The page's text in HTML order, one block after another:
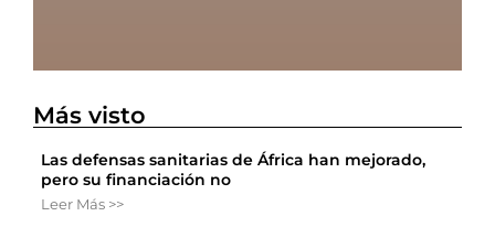
Más visto
Las defensas sanitarias de África han mejorado,
pero su financiación no
Leer Más >>